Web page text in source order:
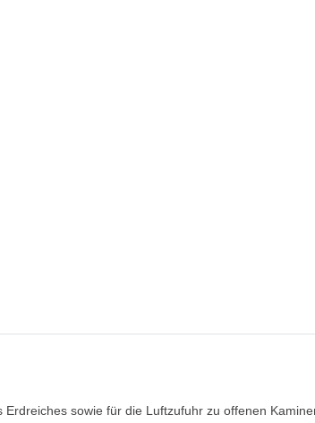
Erdreiches sowie für die Luftzufuhr zu offenen